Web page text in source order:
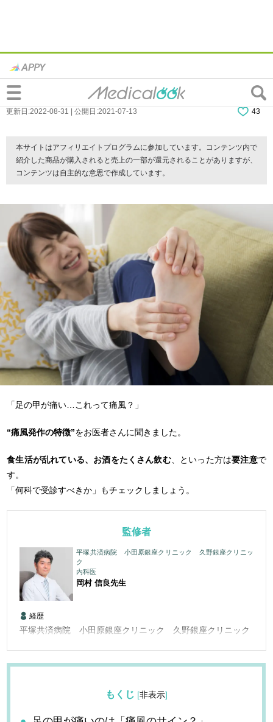
「足の甲が痛い」のは痛風サイン？どんな
痛み？病院は何科？女性も発症するの？
更新日:2022-08-31 | 公開日:2021-07-13 43
本サイトはアフィリエイトプログラムに参加しています。コンテンツ内で
紹介した商品が購入されると売上の一部が還元されることがありますが、
コンテンツは自主的な意思で作成しています。
「足の甲が痛い…これって痛風？」
“痛風発作の特徴”をお医者さんに聞きました。
食生活が乱れている、お酒をたくさん飲む、といった方は要注意で
す。
「何科で受診すべきか」もチェックしましょう。
監修者
平塚共済病院 小田原銀座クリニック 久野銀座クリニッ
ク
内科医
岡村 信良先生
経歴
平塚共済病院 小田原銀座クリニック 久野銀座クリニック
もくじ [非表示]